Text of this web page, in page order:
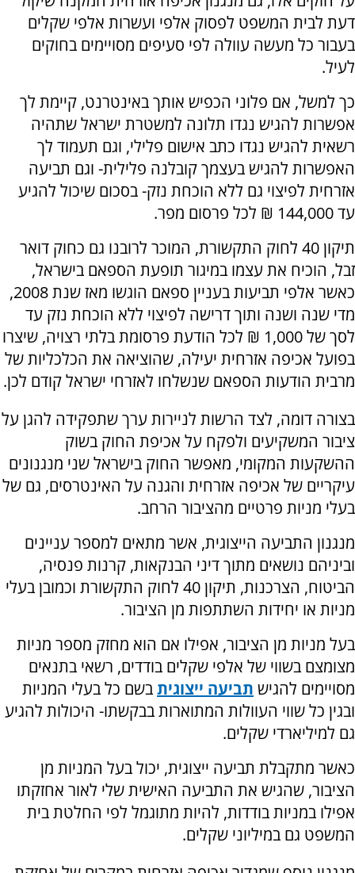
דעת לבית המשפט לפסוק אלפי ועשרות אלפי שקלים
בעבור כל מעשה עוולה לפי סעיפים מסויימים בחוקים
לעיל.
כך למשל, אם פלוני הכפיש אותך באינטרנט, קיימת לך
אפשרות להגיש נגדו תלונה למשטרת ישראל שתהיה
רשאית להגיש נגדו כתב אישום פלילי, וגם תעמוד לך
האפשרות להגיש בעצמך קובלנה פלילית- וגם תביעה
אזרחית לפיצוי גם ללא הוכחת נזק- בסכום שיכול להגיע
עד 144,000 ₪ לכל פרסום מפר.
תיקון 40 לחוק התקשורת, המוכר לרובנו גם כחוק דואר
זבל, הוכיח את עצמו במיגור תופעת הספאם בישראל,
כאשר אלפי תביעות בעניין ספאם הוגשו מאז שנת 2008,
מדי שנה ושנה ותוך דרישה לפיצוי ללא הוכחת נזק עד
לסך של 1,000 ₪ לכל הודעת פרסומת בלתי רצויה, שיצרו
בפועל אכיפה אזרחית יעילה, שהוציאה את הכלכליות של
מרבית הודעות הספאם שנשלחו לאזרחי ישראל קודם לכן.
בצורה דומה, לצד הרשות לניירות ערך שתפקידה להגן על
ציבור המשקיעים ולפקח על אכיפת החוק בשוק
ההשקעות המקומי, מאפשר החוק בישראל שני מנגנונים
עיקריים של אכיפה אזרחית והגנה על האינטרסים, גם של
בעלי מניות פרטיים מהציבור הרחב.
מנגנון התביעה הייצוגית, אשר מתאים למספר עניינים
וביניהם נושאים מתוך דיני הבנקאות, קרנות פנסיה,
הביטוח, הצרכנות, תיקון 40 לחוק התקשורת וכמובן בעלי
מניות או יחידות השתתפות מן הציבור.
בעל מניות מן הציבור, אפילו אם הוא מחזק מספר מניות
מצומצם בשווי של אלפי שקלים בודדים, רשאי בתנאים
מסויימים להגיש תביעה ייצוגיתבשם כל בעלי המניות
ובגין כל שווי העוולות המתוארות בבקשתו- היכולות להגיע
גם למיליארדי שקלים.
כאשר מתקבלת תביעה ייצוגית, יכול בעל המניות מן
הציבור, שהגיש את התביעה האישית שלי לאור אחזקתו
אפילו במניות בודדות, להיות מתוגמל לפי החלטת בית
המשפט גם במיליוני שקלים.